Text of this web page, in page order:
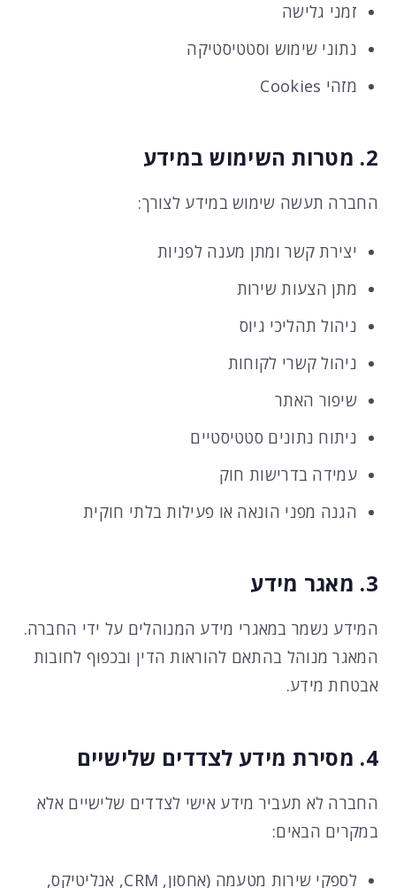
זמני גלישה
נתוני שימוש וסטטיסטיקה
מזהי Cookies
2. מטרות השימוש במידע
החברה תעשה שימוש במידע לצורך:
יצירת קשר ומתן מענה לפניות
מתן הצעות שירות
ניהול תהליכי גיוס
ניהול קשרי לקוחות
שיפור האתר
ניתוח נתונים סטטיסטיים
עמידה בדרישות חוק
הגנה מפני הונאה או פעילות בלתי חוקית
3. מאגר מידע
המידע נשמר במאגרי מידע המנוהלים על ידי החברה.
המאגר מנוהל בהתאם להוראות הדין ובכפוף לחובות
אבטחת מידע.
4. מסירת מידע לצדדים שלישיים
החברה לא תעביר מידע אישי לצדדים שלישיים אלא
במקרים הבאים:
לספקי שירות מטעמה (אחסון, CRM, אנליטיקס,